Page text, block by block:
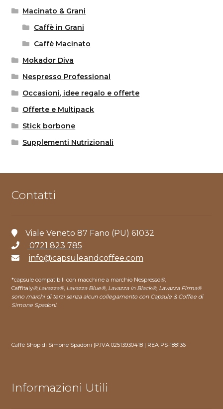
Macinato & Grani
Caffè in Grani
Caffè Macinato
Mokador Diva
Nespresso Professional
Occasioni, idee regalo e offerte
Offerte e Multipack
Stick borbone
Supplementi Nutrizionali
Contatti
Viale Veneto 87 Fano (PU) 61032
0721 823 785
info@capsuleandcoffee.com
*capsule compatibili con macchine a marchio Nespresso®,
Caffitaly®,Lavazza®, Lavazza Blue®, Lavazza in Black®, Lavazza Firma®
sono marchi di terzi senza alcun collegamento con Capsule & Coffee di
Simone Spadoni.
Caffè Shop di Simone Spadoni |P.IVA 02513930418 | REA PS-188136
Informazioni Utili